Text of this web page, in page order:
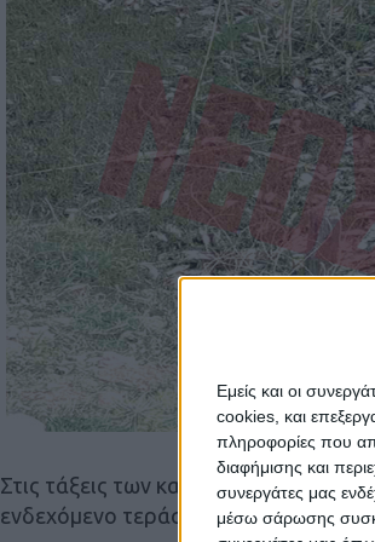
Εμείς και οι
cookies, και
πληροφορίες που
διαφήμισης και
συνεργάτες μας
μέσω σάρωσης
Στις τάξεις των κατοίκων της
ενδεχόμενο τεράστιας μόλυνσης